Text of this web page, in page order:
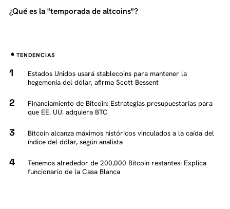
¿Qué es la "temporada de altcoins"?
TENDENCIAS
Estados Unidos usará stablecoins para mantener la
hegemonía del dólar, afirma Scott Bessent
Financiamiento de Bitcoin: Estrategias presupuestarias para
que EE. UU. adquiera BTC
Bitcoin alcanza máximos históricos vinculados a la caída del
índice del dólar, según analista
Tenemos alrededor de 200,000 Bitcoin restantes: Explica
funcionario de la Casa Blanca